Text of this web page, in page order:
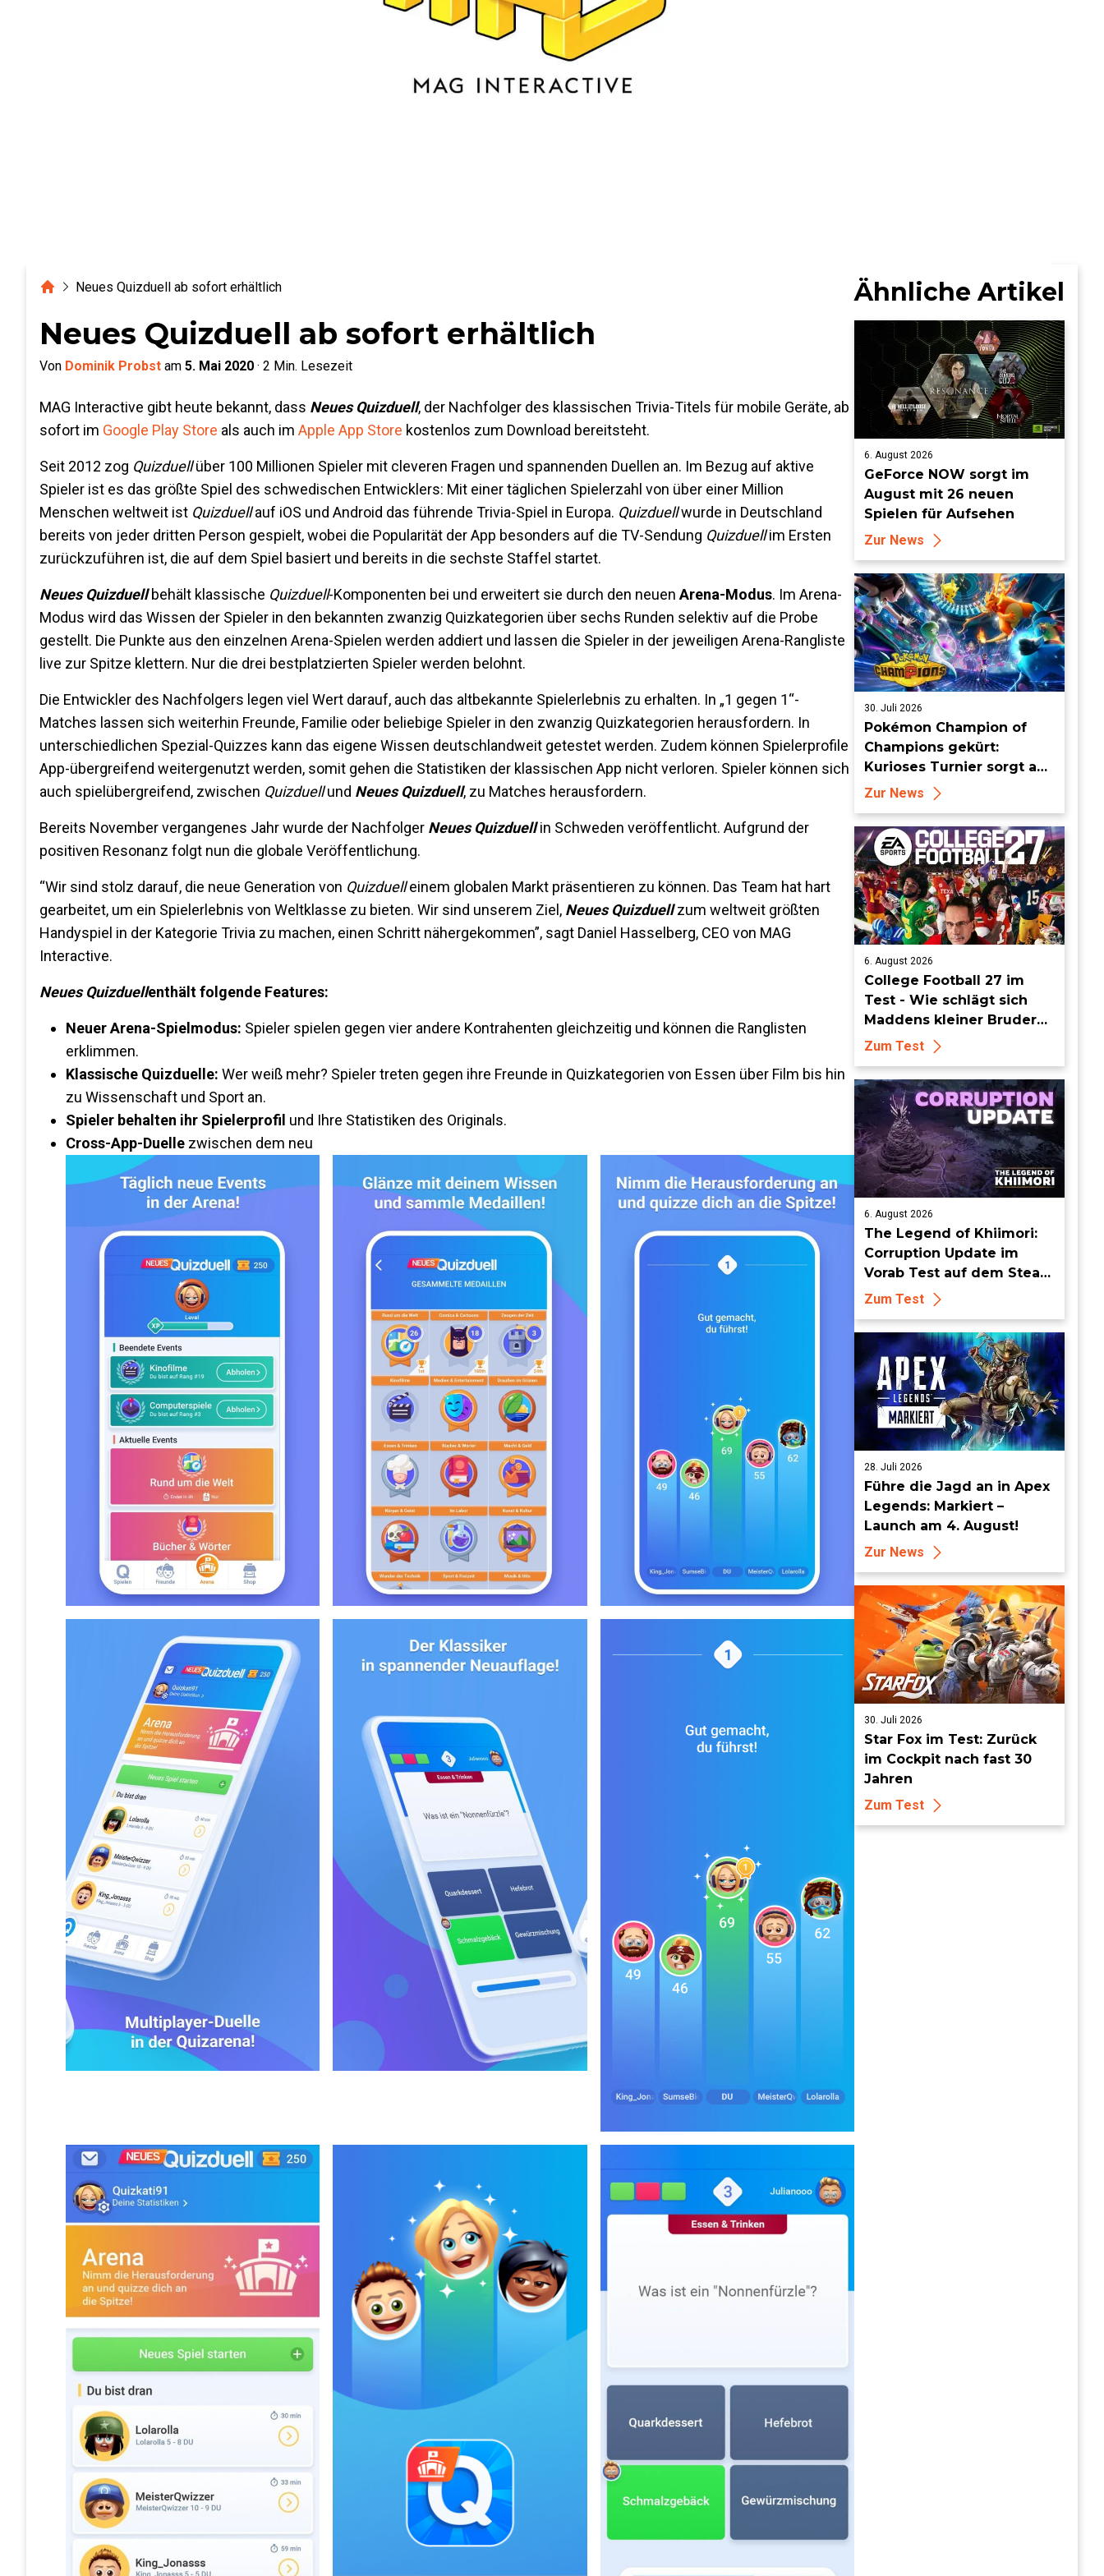
HomeNeues Quizduell ab sofort erhältlich
Neues Quizduell ab sofort erhältlich
Von Dominik Probst am 5. Mai 2020 · 2 Min. Lesezeit
MAG Interactive gibt heute bekannt, dass Neues Quizduell, der Nachfolger des klassischen Trivia-Titels für mobile Geräte, ab
sofort im Google Play Store als auch im Apple App Store kostenlos zum Download bereitsteht.
Seit 2012 zog Quizduellüber 100 Millionen Spieler mit cleveren Fragen und spannenden Duellen an. Im Bezug auf aktive
Spieler ist es das größte Spiel des schwedischen Entwicklers: Mit einer täglichen Spielerzahl von über einer Million
Menschen weltweit ist Quizduellauf iOS und Android das führende Trivia-Spiel in Europa. Quizduellwurde in Deutschland
bereits von jeder dritten Person gespielt, wobei die Popularität der App besonders auf die TV-Sendung Quizduellim Ersten
zurückzuführen ist, die auf dem Spiel basiert und bereits in die sechste Staffel startet.
Neues Quizduellbehält klassische Quizduell-Komponenten bei und erweitert sie durch den neuen Arena-Modus. Im Arena-
Modus wird das Wissen der Spieler in den bekannten zwanzig Quizkategorien über sechs Runden selektiv auf die Probe
gestellt. Die Punkte aus den einzelnen Arena-Spielen werden addiert und lassen die Spieler in der jeweiligen Arena-Rangliste
live zur Spitze klettern. Nur die drei bestplatzierten Spieler werden belohnt.
Die Entwickler des Nachfolgers legen viel Wert darauf, auch das altbekannte Spielerlebnis zu erhalten. In „1 gegen 1“-
Matches lassen sich weiterhin Freunde, Familie oder beliebige Spieler in den zwanzig Quizkategorien herausfordern. In
unterschiedlichen Spezial-Quizzes kann das eigene Wissen deutschlandweit getestet werden. Zudem können Spielerprofile
App-übergreifend weitergenutzt werden, somit gehen die Statistiken der klassischen App nicht verloren. Spieler können sich
auch spielübergreifend, zwischen Quizduellund Neues Quizduell, zu Matches herausfordern.
Bereits November vergangenes Jahr wurde der Nachfolger Neues Quizduellin Schweden veröffentlicht. Aufgrund der
positiven Resonanz folgt nun die globale Veröffentlichung.
“Wir sind stolz darauf, die neue Generation von Quizduelleinem globalen Markt präsentieren zu können. Das Team hat hart
gearbeitet, um ein Spielerlebnis von Weltklasse zu bieten. Wir sind unserem Ziel, Neues Quizduellzum weltweit größten
Handyspiel in der Kategorie Trivia zu machen, einen Schritt nähergekommen”, sagt Daniel Hasselberg, CEO von MAG
Interactive.
Neues Quizduellenthält folgende Features:
Neuer Arena-Spielmodus: Spieler spielen gegen vier andere Kontrahenten gleichzeitig und können die Ranglisten
erklimmen.
Klassische Quizduelle: Wer weiß mehr? Spieler treten gegen ihre Freunde in Quizkategorien von Essen über Film bis hin
zu Wissenschaft und Sport an.
Spieler behalten ihr Spielerprofil und Ihre Statistiken des Originals.
Cross-App-Duelle zwischen dem neu
Ähnliche Artikel
6. August 2026
GeForce NOW sorgt im
August mit 26 neuen
Spielen für Aufsehen
Zur News
30. Juli 2026
Pokémon Champion of
Champions gekürt:
Kurioses Turnier sorgt auf
Londoner Bühne für
Zur News
6. August 2026
College Football 27 im
Test - Wie schlägt sich
Maddens kleiner Bruder
dieses Jahr?
Zum Test
6. August 2026
The Legend of Khiimori:
Corruption Update im
Vorab Test auf dem Steam
Deck - Die Idylle bekommt
dunkle Risse
Zum Test
28. Juli 2026
Führe die Jagd an in Apex
Legends: Markiert –
Launch am 4. August!
Zur News
30. Juli 2026
Star Fox im Test: Zurück
im Cockpit nach fast 30
Jahren
Zum Test